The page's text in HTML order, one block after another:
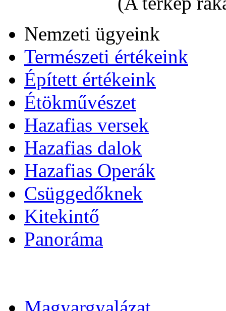
Nemzeti ügyeink
Természeti értékeink
Épített értékeink
Étökművészet
Hazafias versek
Hazafias dalok
Hazafias Operák
Csüggedőknek
Kitekintő
Panoráma